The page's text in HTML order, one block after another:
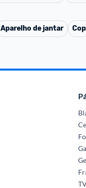
Aparelho de jantar